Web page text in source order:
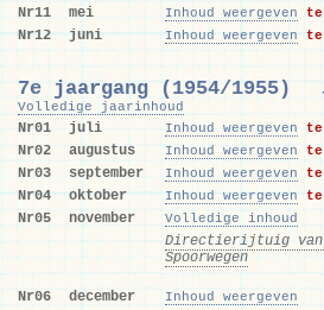
Nr11 mei Inhoud weergeven te
Nr12 juni Inhoud weergeven te
7e jaargang (1954/1955)
Volledige jaarinhoud
Nr01 juli Inhoud weergeven te
Nr02 augustus Inhoud weergeven te
Nr03 september Inhoud weergeven te
Nr04 oktober Inhoud weergeven te
Nr05 november Volledige inhoud
Directierijtuig van
Spoorwegen
Nr06 december Inhoud weergeven